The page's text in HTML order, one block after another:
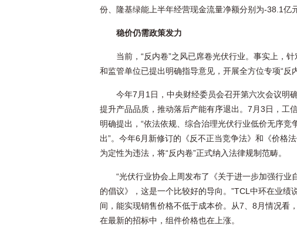
份、隆基绿能上半年经营现金流量净额分别为-38.1亿
稳价仍需政策发力
当前，“反内卷”之风已席卷光伏行业。事实上，
和监管单位已提出明确指导意见，开展全方位专项“反
今年7月1日，中央财经委员会召开第六次会议明
提升产品品质，推动落后产能有序退出。7月3日，工
明确提出，“依法依规、综合治理光伏行业低价无序
出”。今年6月新修订的《反不正当竞争法》和《价格
为定性为违法，将“反内卷”正式纳入法律规制范畴。
“光伏行业协会上周发布了《关于进一步加强行
的倡议》，这是一个比较好的导向。”TCL中环在业
间，能实现销售价格不低于成本价。从7、8月情况看
在最新的招标中，组件价格也在上涨。